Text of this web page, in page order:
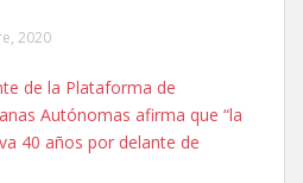
MESA Y LOPEZ
CON MICROCHIP PERDIDO HOY
ES MUY ASUSTADIZO
6.7.2025
2020
de la Plataforma de
Autónomas afirma que “la
40 años por delante de